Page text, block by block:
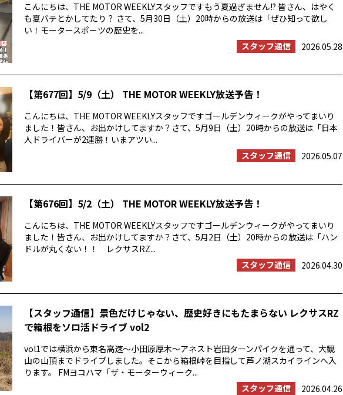
こんにちは、THE MOTOR WEEKLYスタッフですもう夏過ぎません!? 皆さん、はやく
も夏バテとかしてたり？ さて、5月30日（土）20時からの放送は「ぜひ知って欲し
い！モータースポーツの歴史を...
スタッフ通信
2026.05.28
【第677回】5/9（土） THE MOTOR WEEKLY放送予告！
こんにちは、THE MOTOR WEEKLYスタッフですゴールデンウィークがやってまいり
ました！皆さん、お出かけしてますか？さて、5月9日（土）20時からの放送は「日本
人ドライバーが2連勝！いまアツい...
スタッフ通信
2026.05.07
【第676回】5/2（土） THE MOTOR WEEKLY放送予告！
こんにちは、THE MOTOR WEEKLYスタッフですゴールデンウィークがやってまいり
ました！皆さん、お出かけしてますか？さて、5月2日（土）20時からの放送は「ハン
ドルが丸くない！！ レクサスRZ...
スタッフ通信
2026.04.30
【スタッフ通信】景色だけじゃない、歴史好きにもたまらない レクサスRZ
で箱根をソロ活ドライブ vol2
vol1では横浜から東名高速〜小田原厚木〜アネスト岩田ターンパイクを通って、大観
山の山頂までドライブしました。そこから箱根峠を目指して芦ノ湖スカイラインへ入
ります。 FMヨコハマ「ザ・モーターウィーク...
スタッフ通信
2026.04.26